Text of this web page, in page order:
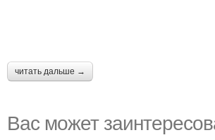
читать дальше →
Вас может